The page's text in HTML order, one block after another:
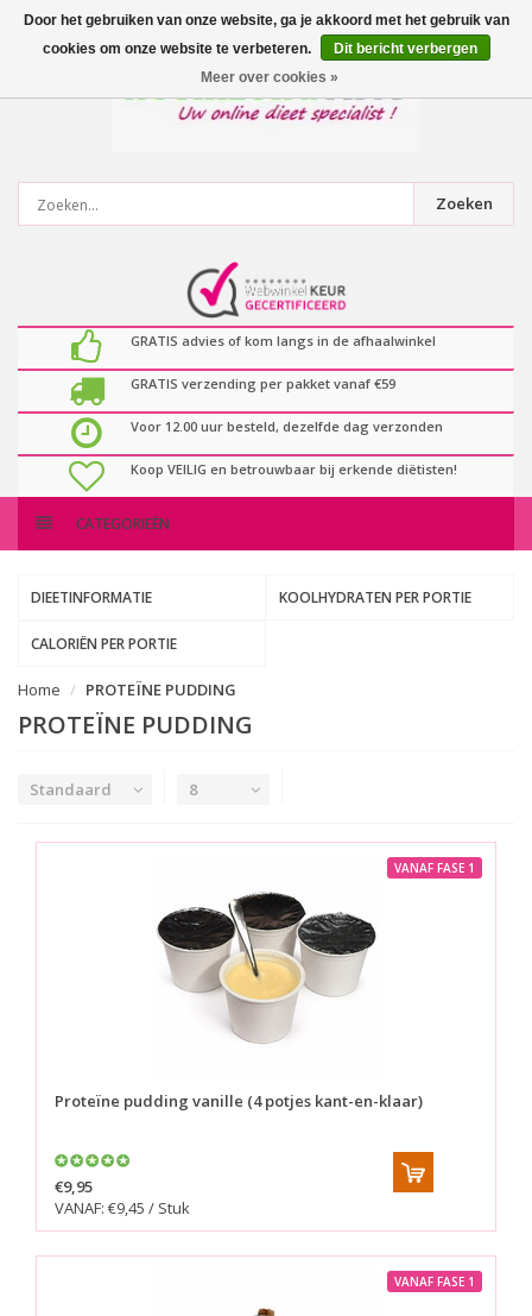
0artikelen
Zoeken
GRATIS advies of kom langs in de afhaalwinkel
GRATIS verzending per pakket vanaf €59
Voor 12.00 uur besteld, dezelfde dag verzonden
Koop VEILIG en betrouwbaar bij erkende diëtisten!
CATEGORIEËN
DIEETINFORMATIE KOOLHYDRATEN PER PORTIE
CALORIËN PER PORTIE
Home PROTEÏNE PUDDING
PROTEÏNE PUDDING
Standaard 8
VANAF FASE 1
Proteïne pudding vanille (4 potjes kant-en-klaar)
€9,95
VANAF: €9,45 / Stuk
VANAF FASE 1
Door het gebruiken van onze website, ga je akkoord met het gebruik van
cookies om onze website te verbeteren.
Dit bericht verbergen
Meer over cookies »